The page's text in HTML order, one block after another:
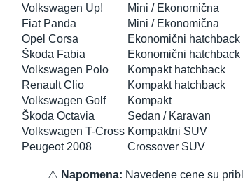
Volkswagen Up!
Mini / Ekonomična
Fiat Panda
Mini / Ekonomična
Opel Corsa
Ekonomični hatchback
Škoda Fabia
Ekonomični hatchback
Volkswagen Polo
Kompakt hatchback
Renault Clio
Kompakt hatchback
Volkswagen Golf
Kompakt
Škoda Octavia
Sedan / Karavan
Volkswagen T-Cross Kompaktni SUV
Peugeot 2008
Crossover SUV
⚠️ Napomena: Navedene cene su